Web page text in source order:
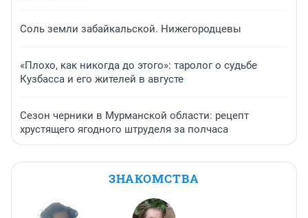
Соль земли забайкальской. Нижегородцевы
«Плохо, как никогда до этого»: таролог о судьбе
Кузбасса и его жителей в августе
Сезон черники в Мурманской области: рецепт
хрустящего ягодного штруделя за полчаса
ЗНАКОМСТВА